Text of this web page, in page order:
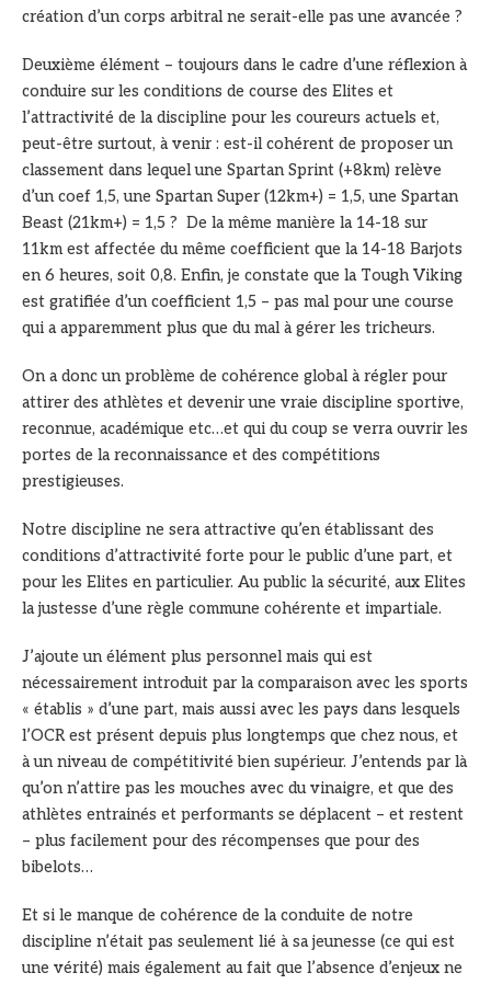
création d’un corps arbitral ne serait-elle pas une avancée ?
Deuxième élément – toujours dans le cadre d’une réflexion à
conduire sur les conditions de course des Elites et
l’attractivité de la discipline pour les coureurs actuels et,
peut-être surtout, à venir : est-il cohérent de proposer un
classement dans lequel une Spartan Sprint (+8km) relève
d’un coef 1,5, une Spartan Super (12km+) = 1,5, une Spartan
Beast (21km+) = 1,5 ? De la même manière la 14-18 sur
11km est affectée du même coefficient que la 14-18 Barjots
en 6 heures, soit 0,8. Enfin, je constate que la Tough Viking
est gratifiée d’un coefficient 1,5 – pas mal pour une course
qui a apparemment plus que du mal à gérer les tricheurs.
On a donc un problème de cohérence global à régler pour
attirer des athlètes et devenir une vraie discipline sportive,
reconnue, académique etc…et qui du coup se verra ouvrir les
portes de la reconnaissance et des compétitions
prestigieuses.
Notre discipline ne sera attractive qu’en établissant des
conditions d’attractivité forte pour le public d’une part, et
pour les Elites en particulier. Au public la sécurité, aux Elites
la justesse d’une règle commune cohérente et impartiale.
J’ajoute un élément plus personnel mais qui est
nécessairement introduit par la comparaison avec les sports
« établis » d’une part, mais aussi avec les pays dans lesquels
l’OCR est présent depuis plus longtemps que chez nous, et
à un niveau de compétitivité bien supérieur. J’entends par là
qu’on n’attire pas les mouches avec du vinaigre, et que des
athlètes entrainés et performants se déplacent – et restent
– plus facilement pour des récompenses que pour des
bibelots…
Et si le manque de cohérence de la conduite de notre
discipline n’était pas seulement lié à sa jeunesse (ce qui est
une vérité) mais également au fait que l’absence d’enjeux ne